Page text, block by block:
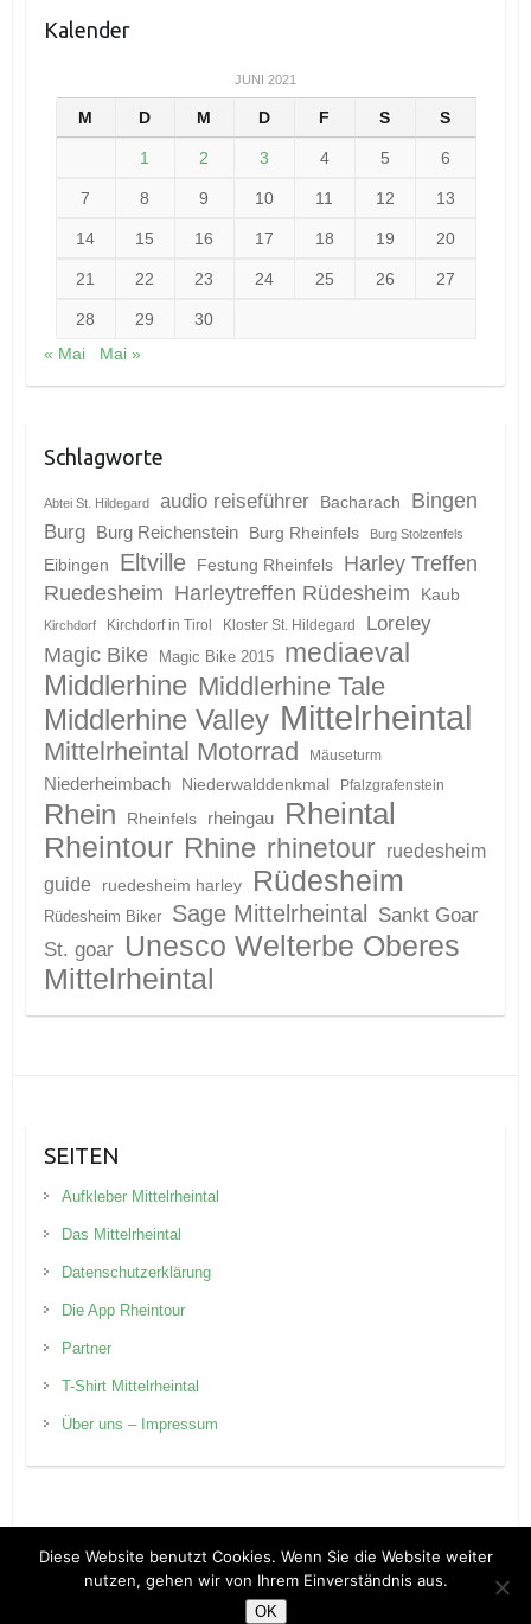
Kalender
JUNI 2021
M D M D F S S
1 2 3 4 5 6
7 8 9 10 11 12 13
14 15 16 17 18 19 20
21 22 23 24 25 26 27
28 29
30
« Mai
Mai »
Schlagworte
Abtei St. Hildegard audio reiseführer Bacharach
Bingen
Burg
Burg Reichenstein Burg Rheinfels Burg Stolzenfels
Eibingen Eltville Festung Rheinfels
Harley Treffen
Ruedesheim Harleytreffen Rüdesheim Kaub
Kirchdorf Kirchdorf in Tirol Kloster St. Hildegard Loreley
Magic Bike Magic Bike 2015 mediaeval
Middlerhine Middlerhine Tale
Middlerhine Valley Mittelrheintal
Mittelrheintal Motorrad Mäuseturm
Niederheimbach Niederwalddenkmal Pfalzgrafenstein
Rhein Rheinfels rheingau
Rheintal
Rheintour Rhine rhinetour ruedesheim
guide
ruedesheim harley Rüdesheim
Rüdesheim Biker Sage Mittelrheintal Sankt Goar
St. goar Unesco Welterbe Oberes
Mittelrheintal
SEITEN
Aufkleber Mittelrheintal
Das Mittelrheintal
Datenschutzerklärung
Die App Rheintour
Partner
T-Shirt Mittelrheintal
Über uns – Impressum
Copyright © 2026Rheintour Blog . Theme byColorlibPowered byWordPress
Diese Website benutzt Cookies. Wenn Sie die Website weiter
nutzen, gehen wir von Ihrem Einverständnis aus.
OK